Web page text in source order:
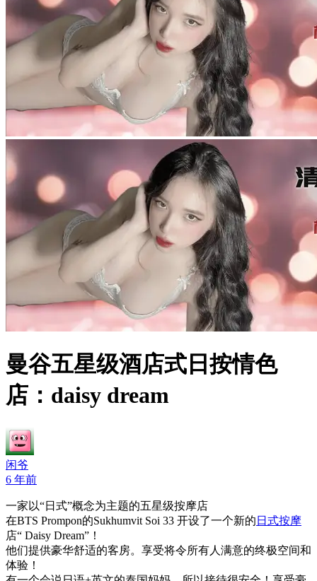
曼谷五星级酒店式日按情色
店：daisy dream
闲爷
6 年前
一家以“日式”概念为主题的五星级按摩店
在BTS Prompon的Sukhumvit Soi 33 开设了一个新的 日式按摩
店“ Daisy Dream”！
他们提供豪华舒适的客房。享受将令所有人满意的终极空间和
体验！